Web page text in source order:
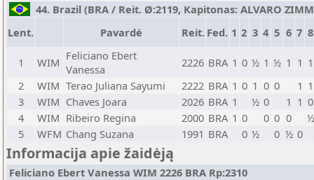
44. Brazil (BRA / Reit. Ø:2119, Kapitonas: ALVARO
Lent.
Pavardė Reit. Fed. 1 2 3 4 5 6 7 8
1 WIM Feliciano Ebert
Vanessa
2226 BRA 1 0 ½ 1 ½ 1 1 1
2
WIM Terao Juliana Sayumi 2222 BRA 1 0 1 0 0 1 1
3
WIM Chaves Joara 2026 BRA 1 ½ 0 1 1 0
4
WIM Ribeiro Regina 2000 BRA 1 0 0 0 0
½
5
WFM Chang Suzana 1991 BRA 0 ½ 0 ½ 0
Informacija apie žaidėją
Feliciano Ebert Vanessa WIM 2226 BRA Rp:2310